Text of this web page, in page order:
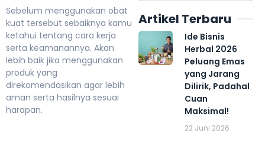
Artikel Terbaru
Ide Bisnis
Herbal 2026
Peluang Emas
yang Jarang
Dilirik, Padahal
Cuan
Maksimal!
22 Juni 2026
Sebelum menggunakan obat
kuat tersebut sebaiknya kamu
ketahui tentang cara kerja
serta keamanannya. Akan
lebih baik jika menggunakan
produk yang
direkomendasikan agar lebih
aman serta hasilnya sesuai
harapan.